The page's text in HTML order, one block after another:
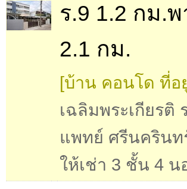
ร.9 1.2 กม.
2.1 กม.
[บ้าน คอนโด ที่อ
เฉลิมพระเกียรติ
แพทย์ ศรีนครินท
ให้เช่า 3 ชั้น 4 น